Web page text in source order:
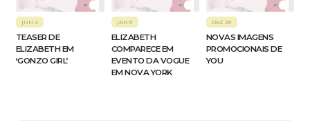
JUN 4
TEASER DE
ELIZABETH EM
‘GONZO GIRL’
JAN 6
ELIZABETH
COMPARECE EM
EVENTO DA VOGUE
EM NOVA YORK
DEZ 26
NOVAS IMAGENS
PROMOCIONAIS DE
YOU